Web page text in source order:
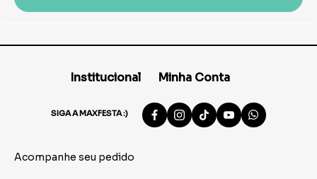
Institucional Minha Conta
SIGA A MAXFESTA :)
Acompanhe seu pedido